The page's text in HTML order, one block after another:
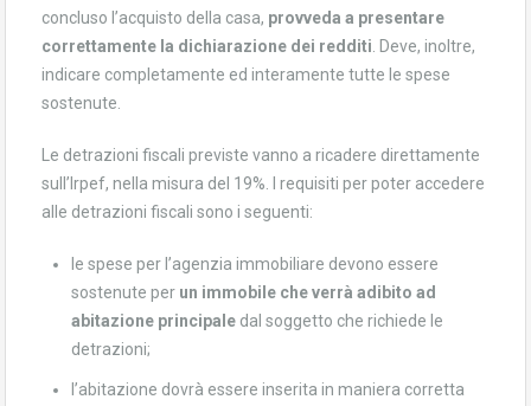
concluso l’acquisto della casa, provveda a presentare
correttamente la dichiarazione dei redditi . Deve, inoltre,
indicare completamente ed interamente tutte le spese
sostenute.
Le detrazioni fiscali previste vanno a ricadere direttamente
sull’Irpef, nella misura del 19%. I requisiti per poter accedere
alle detrazioni fiscali sono i seguenti:
le spese per l’agenzia immobiliare devono essere
sostenute per un immobile che verrà adibito ad
abitazione principale dal soggetto che richiede le
detrazioni;
l’abitazione dovrà essere inserita in maniera corretta